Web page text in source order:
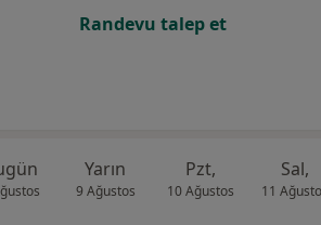
Randevu talep et
Yarın
9 Ağustos
Pzt,
10 Ağustos
Sal,
11